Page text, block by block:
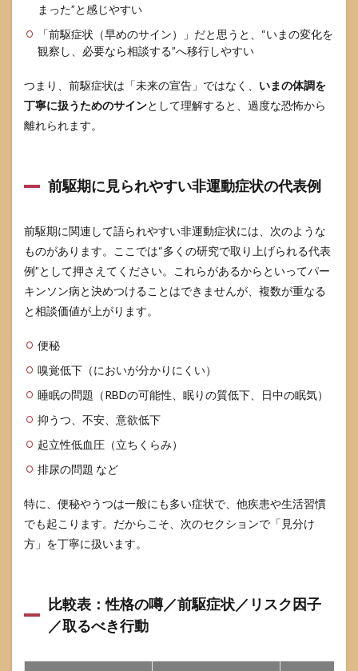
よく
質問
9.1
目で
几帳
面だ
とパ
ン病
にな
9.2
が変
わっ
た気
がし
す。
病気
のサ
イン
ょう
便秘
眠が
ある
将来
病に
なる
ので
うか
まった”と感じやすい
「前駆症状（早めのサイン）」だと思うと、“いまの変化を
観察し、必要なら相談する”へ移行しやすい
つまり、前駆症状は「未来の宣告」ではなく、 いまの体調を
丁寧に扱うためのサインとして理解すると、過度な恐怖から
離れられます。
前駆期に見られやすい非運動症状の代表例
前駆期に関連して語られやすい非運動症状には、次のような
ものがあります。ここでは“多くの研究で取り上げられる代表
例”として押さえてください。これらがあるからといってパー
キンソン病と決めつけることはできませんが、複数が重なる
と相談価値が上がります。
便秘
嗅覚低下（においが分かりにくい）
睡眠の問題（RBDの可能性、眠りの質低下、日中の眠気）
抑うつ、不安、意欲低下
起立性低血圧（立ちくらみ）
排尿の問題 など
特に、便秘やうつは一般にも多い症状で、他疾患や生活習慣
でも起こります。だからこそ、次のセクションで「見分け
方」を丁寧に扱います。
比較表：性格の噂／前駆症状／リスク因子
／取るべき行動